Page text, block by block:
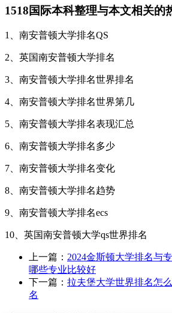
1518国际本科整理与本文相关的
1、南安普顿大学排名QS
2、英国南安普顿大学排名
3、南安普顿大学排名世界排名
4、南安普顿大学排名世界第几
5、南安普顿大学排名表现汇总
6、南安普顿大学排名多少
7、南安普顿大学排名变化
8、南安普顿大学排名趋势
9、南安普顿大学排名ecs
10、英国南安普顿大学qs世界排名
上一篇： 2024金斯顿大学排名与
哪些专业比较好
下一篇： 拉夫堡大学世界排名怎
名